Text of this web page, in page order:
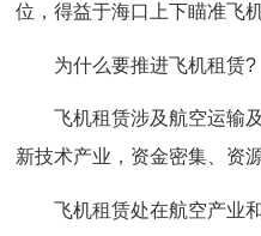
位，得益于海口上下瞄准飞
为什么要推进飞机租赁?
飞机租赁涉及航空运输
新技术产业，资金密集、资
飞机租赁处在航空产业